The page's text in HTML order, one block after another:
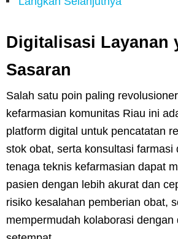
Digitalisasi Layanan
Sasaran
Salah satu poin paling
kefarmasian komunitas Riau ini
platform digital untuk pencatatan
stok obat, serta konsultasi farmasi
tenaga teknis kefarmasian dapat
pasien dengan lebih akurat dan
risiko kesalahan pemberian obat,
mempermudah kolaborasi